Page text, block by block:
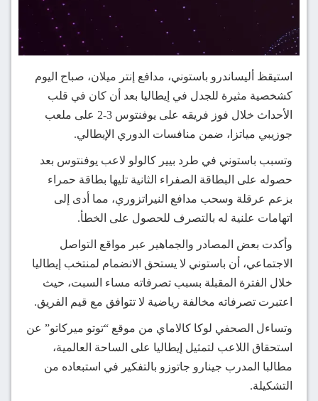
استيقظ أليساندرو باستوني، مدافع إنتر ميلان، صباح اليوم
كشخصية مثيرة للجدل في إيطاليا بعد أن كان في قلب
الأحداث خلال فوز فريقه على يوفنتوس 3-2 على ملعب
جوزيبي مياتزا، ضمن منافسات الدوري الإيطالي.
وتسبب باستوني في طرد بيير كالولو لاعب يوفنتوس بعد
حصوله على البطاقة الصفراء الثانية تليها بطاقة حمراء
بزعم عرقلة وسحب مدافع النيراتزوري، مما أدى إلى
اتهامات علنية له بالتصرف للحصول على الخطأ.
وأكدت بعض المصادر والجماهير عبر مواقع التواصل
الاجتماعي، أن باستوني لا يستحق الانضمام لمنتخب إيطاليا
خلال الفترة المقبلة بسبب تصرفاته مساء السبت، حيث
اعتبرت تصرفاته مخالفة رياضية لا تتوافق مع قيم الفريق.
وتساءل الصحفي لوكا كالاماي من موقع “توتو ميركاتو” عن
استحقاق اللاعب لتمثيل إيطاليا على الساحة العالمية،
مطالبا المدرب جينارو جاتوزو بالتفكير في استبعاده من
التشكيلة.